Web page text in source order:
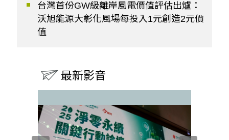
台灣首份GW級離岸風電價值評估出爐：
沃旭能源大彰化風場每投入1元創造2元價
值
最新影音